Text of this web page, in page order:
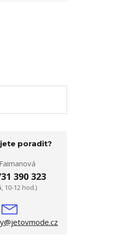
poradit?
390 323
10-12 hod.)